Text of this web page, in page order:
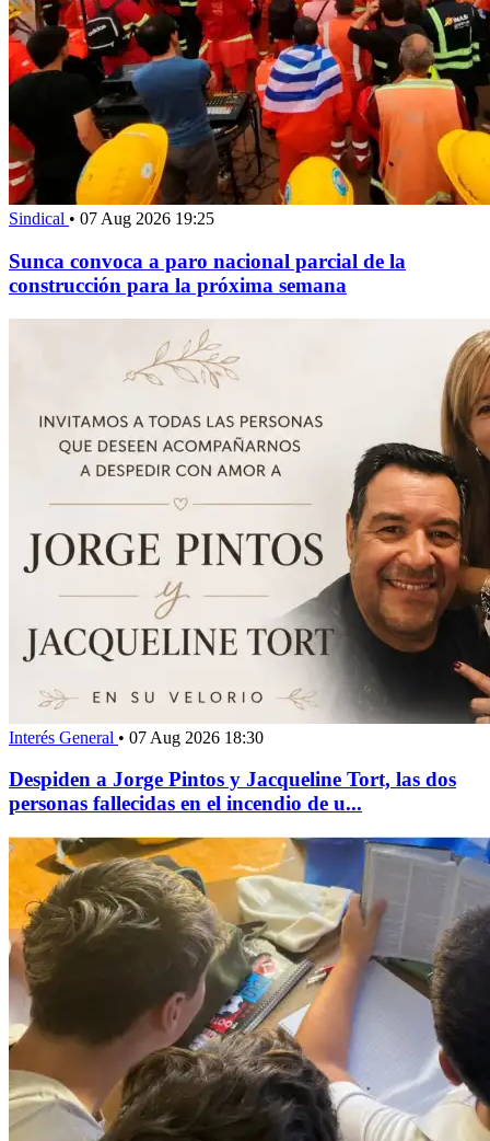
Sindical • 07 Aug 2026 19:25
Sunca convoca a paro nacional parcial de la
construcción para la próxima semana
Interés General • 07 Aug 2026 18:30
Despiden a Jorge Pintos y Jacqueline Tort, las dos
personas fallecidas en el incendio de u...